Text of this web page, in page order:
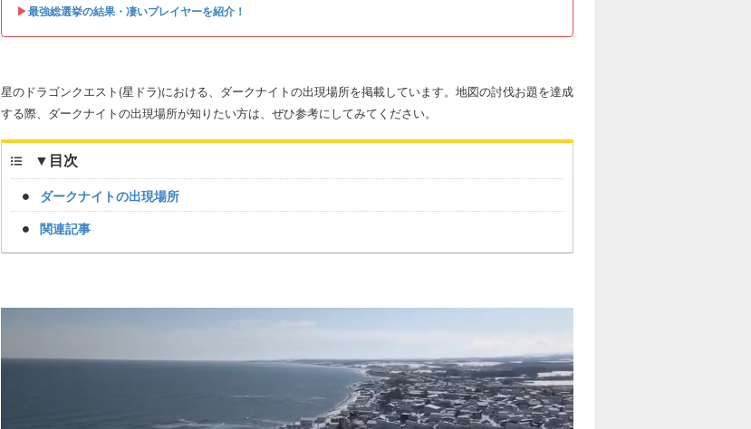
▶︎最強総選挙の結果・凄いプレイヤーを紹介！
星のドラゴンクエスト(星ドラ)における、ダークナイトの出現場所を掲載しています。地図の討伐お題を達成
する際、ダークナイトの出現場所が知りたい方は、ぜひ参考にしてみてください。
▼ 目次
ダークナイトの出現場所
関連記事